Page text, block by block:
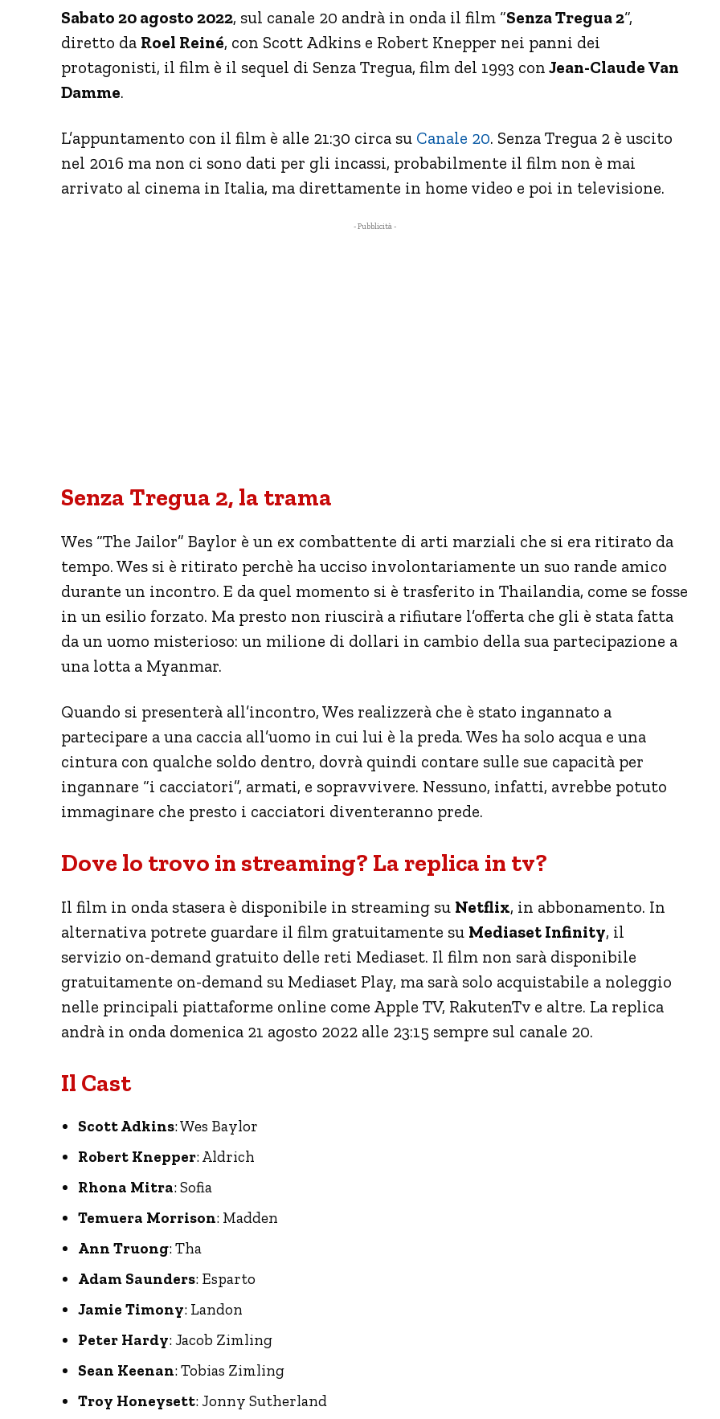
Sabato 20 agosto 2022, sul canale 20 andrà in onda il film “Senza Tregua 2“,
diretto da Roel Reiné, con Scott Adkins e Robert Knepper nei panni dei
protagonisti, il film è il sequel di Senza Tregua, film del 1993 con Jean-Claude Van
Damme.
L’appuntamento con il film è alle 21:30 circa su Canale 20. Senza Tregua 2 è uscito
nel 2016 ma non ci sono dati per gli incassi, probabilmente il film non è mai
arrivato al cinema in Italia, ma direttamente in home video e poi in televisione.
- Pubblicità -
Senza Tregua 2, la trama
Wes “The Jailor” Baylor è un ex combattente di arti marziali che si era ritirato da
tempo. Wes si è ritirato perchè ha ucciso involontariamente un suo rande amico
durante un incontro. E da quel momento si è trasferito in Thailandia, come se fosse
in un esilio forzato. Ma presto non riuscirà a rifiutare l’offerta che gli è stata fatta
da un uomo misterioso: un milione di dollari in cambio della sua partecipazione a
una lotta a Myanmar.
Quando si presenterà all’incontro, Wes realizzerà che è stato ingannato a
partecipare a una caccia all’uomo in cui lui è la preda. Wes ha solo acqua e una
cintura con qualche soldo dentro, dovrà quindi contare sulle sue capacità per
ingannare “i cacciatori”, armati, e sopravvivere. Nessuno, infatti, avrebbe potuto
immaginare che presto i cacciatori diventeranno prede.
Dove lo trovo in streaming? La replica in tv?
Il film in onda stasera è disponibile in streaming su Netflix, in abbonamento. In
alternativa potrete guardare il film gratuitamente su Mediaset Infinity, il
servizio on-demand gratuito delle reti Mediaset. Il film non sarà disponibile
gratuitamente on-demand su Mediaset Play, ma sarà solo acquistabile a noleggio
nelle principali piattaforme online come Apple TV, RakutenTv e altre. La replica
andrà in onda domenica 21 agosto 2022 alle 23:15 sempre sul canale 20.
Il Cast
Scott Adkins: Wes Baylor
Robert Knepper: Aldrich
Rhona Mitra: Sofia
Temuera Morrison: Madden
Ann Truong: Tha
Adam Saunders: Esparto
Jamie Timony: Landon
Peter Hardy: Jacob Zimling
Sean Keenan: Tobias Zimling
Troy Honeysett: Jonny Sutherland